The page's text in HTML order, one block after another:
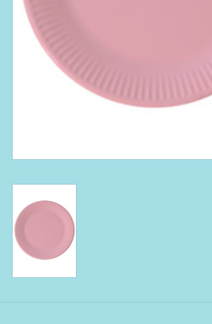
Puzzels & Spellen
Collectables
Wens & Postkaarten
Feest
Merken